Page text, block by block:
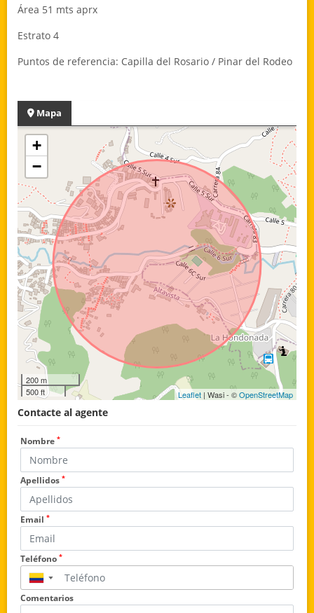
Área 51 mts aprx
Estrato 4
Puntos de referencia: Capilla del Rosario / Pinar del Rodeo
Mapa
+
−
200 m
500 ft
Leaflet | Wasi - ©OpenStreetMap
Contacte al agente
Nombre *
Apellidos *
Email *
Teléfono *
▼
Comentarios